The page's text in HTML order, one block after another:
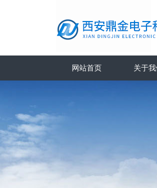
网站首页 关于